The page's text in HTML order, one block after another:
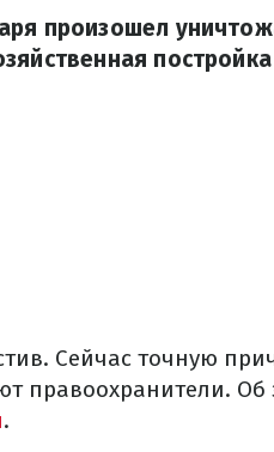
произошел
Сейчас точную
правоохранители. Об
.